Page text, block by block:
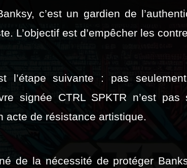
c’est un gardien de
L’objectif est d’empêcher les
l’étape suivante : pas
signée CTRL SPKTR n’est
acte de résistance artistique.
de la nécessité de protéger